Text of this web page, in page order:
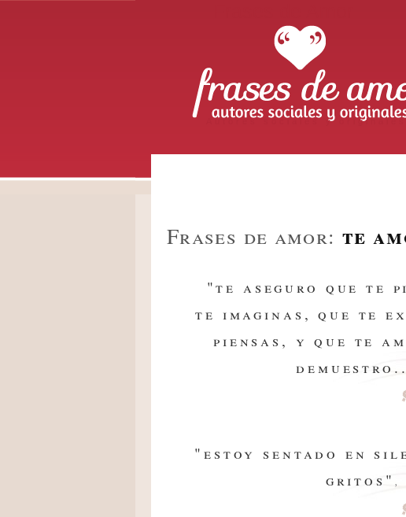
Autores sociales y originales
Frases de amor: te
"te aseguro que te
te imaginas, que te
piensas, y que te
"estoy sentado en
gritos" ,